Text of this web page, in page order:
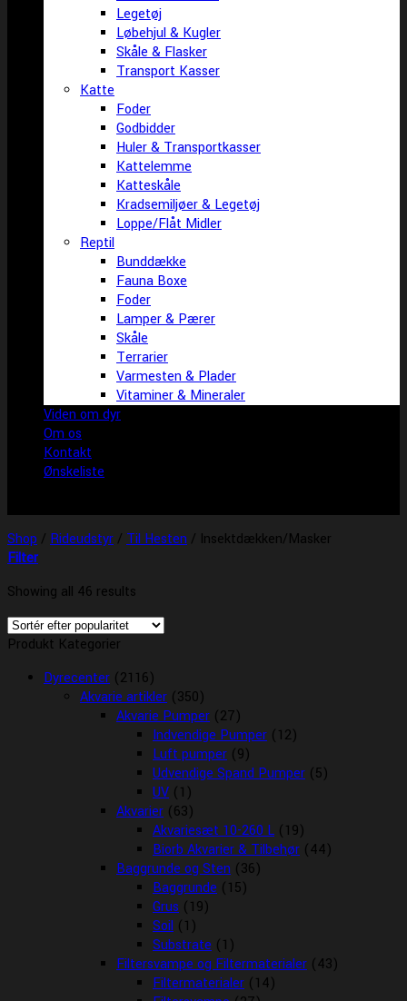
Legetøj
Løbehjul & Kugler
Skåle & Flasker
Transport Kasser
Katte
Foder
Godbidder
Huler & Transportkasser
Kattelemme
Katteskåle
Kradsemiljøer & Legetøj
Loppe/Flåt Midler
Reptil
Bunddække
Fauna Boxe
Foder
Lamper & Pærer
Skåle
Terrarier
Varmesten & Plader
Vitaminer & Mineraler
Viden om dyr
Om os
Kontakt
Ønskeliste
Shop / Rideudstyr / Til Hesten / Insektdækken/Masker
Filter
Showing all 46 results
Produkt Kategorier
Dyrecenter (2116)
Akvarie artikler (350)
Akvarie Pumper (27)
Indvendige Pumper (12)
Luft pumper (9)
Udvendige Spand Pumper (5)
UV (1)
Akvarier (63)
Akvariesæt 10-260 L (19)
Biorb Akvarier & Tilbehør (44)
Baggrunde og Sten (36)
Baggrunde (15)
Grus (19)
Soil (1)
Substrate (1)
Filtersvampe og Filtermaterialer (43)
Filtermaterialer (14)